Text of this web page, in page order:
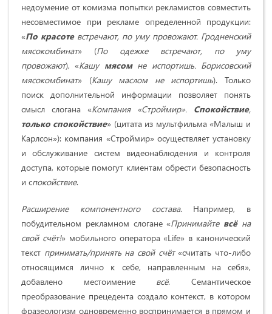
недоумение от комизма попытки рекламистов совместить
несовместимое при рекламе определенной продукции:
«По красотевстречают, по уму провожают. Гродненский
мясокомбинат» (По одежке встречают, по уму
провожают), «Кашу мясомне испортишь. Борисовский
мясокомбинат» (Кашу маслом не испортишь). Только
поиск дополнительной информации позволяет понять
смысл слогана «Компания «Строймир». Спокой­ствие,
только спокойствие» (цитата из мульт­фильма «Малыш и
Карлсон»): компания «Строймир» осуществляет установку
и обслуживание систем видеонаблюдения и контроля
доступа, которые помогут клиентам обрести безопасность
и спокойствие.
Расширение компонентного состава. Например, в
побудительном рекламном слогане «Принимайтевсё на
свой счёт!» мобильного оператора «Life» в канонический
текст принимать/принять на свой счёт«считать что-либо
относящимся лично к себе, направленным на себя»,
добавлено местоимение всё. Семантическое
преобразование прецедента создало контекст, в котором
фразеологизм одновременно воспринимается в прямом и